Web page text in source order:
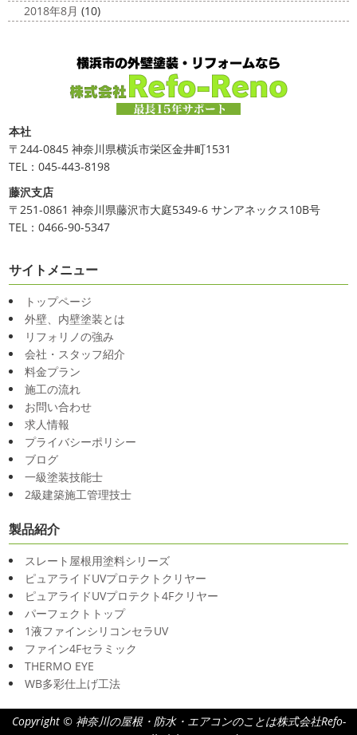
2018年8月 (10)
本社
〒244-0845 神奈川県横浜市栄区金井町1531
TEL：045-443-8198
藤沢支店
〒251-0861 神奈川県藤沢市大庭5349-6 サンアネックス10B号
TEL：0466-90-5347
サイトメニュー
トップページ
外壁、内壁塗装とは
リフォリノの強み
会社・スタッフ紹介
料金プラン
施工の流れ
お問い合わせ
求人情報
プライバシーポリシー
ブログ
一級塗装技能士
2級建築施工管理技士
製品紹介
スレート屋根用塗料シリーズ
ピュアライドUVプロテクトクリヤー
ピュアライドUVプロテクト4Fクリヤー
パーフェクトトップ
1液ファインシリコンセラUV
ファイン4Fセラミック
THERMO EYE
WB多彩仕上げ工法
Copyright © 神奈川の屋根・防水・エアコンのことは株式会社Refo-